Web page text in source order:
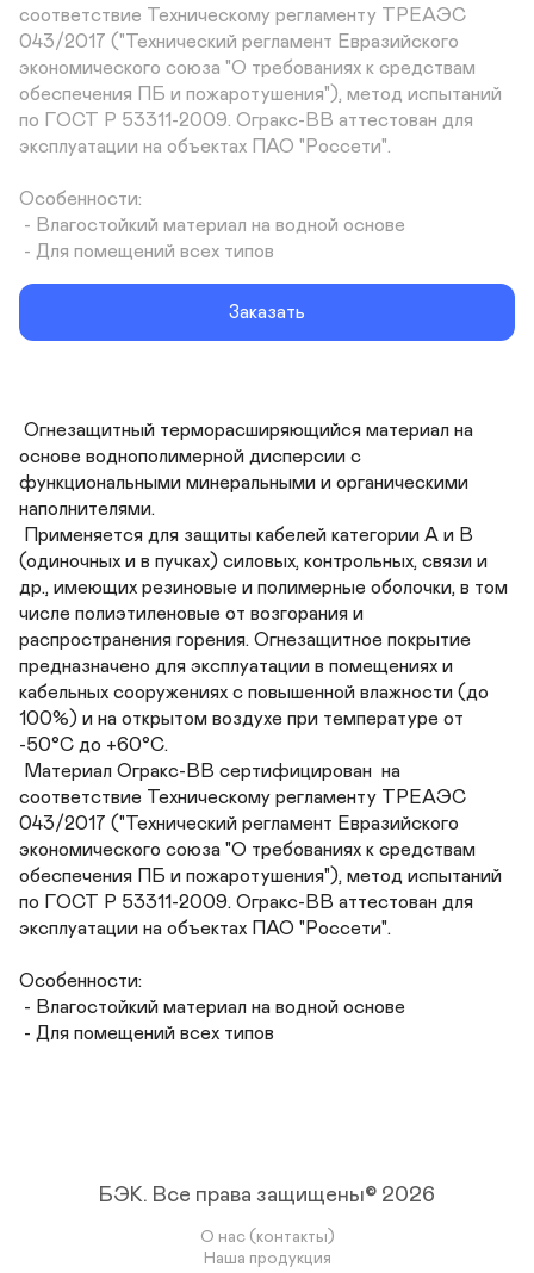
соответствие Техническому регламенту ТРEAЭС
043/2017 ("Технический регламент Евразийского
экономического союза "О требованиях к средствам
обеспечения ПБ и пожаротушения"), метод испытаний
по ГОСТ Р 53311-2009. Огракс-ВВ аттестован для
эксплуатации на объектах ПАО "Россети".
Особенности:
- Для помещений всех типов
Заказать
основе воднополимерной дисперсии с
функциональными минеральными и органическими
наполнителями.
(одиночных и в пучках) силовых, контрольных, связи и
др., имеющих резиновые и полимерные оболочки, в том
числе полиэтиленовые от возгорания и
распространения горения. Огнезащитное покрытие
предназначено для эксплуатации в помещениях и
кабельных сооружениях с повышенной влажности (до
100%) и на открытом воздухе при температуре от
-50°С до +60°С.
соответствие Техническому регламенту ТРEAЭС
043/2017 ("Технический регламент Евразийского
экономического союза "О требованиях к средствам
обеспечения ПБ и пожаротушения"), метод испытаний
по ГОСТ Р 53311-2009. Огракс-ВВ аттестован для
эксплуатации на объектах ПАО "Россети".
Особенности:
- Для помещений всех типов
БЭК. Все права защищены© 2026
О нас (контакты)
Наша продукция